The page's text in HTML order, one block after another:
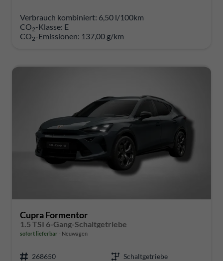
Verbrauch kombiniert: 6,50 l/100km
CO2-Klasse: E
CO2-Emissionen: 137,00 g/km
Cupra Formentor
1.5 TSI 6-Gang-Schaltgetriebe
sofort lieferbar Neuwagen
268650
Schaltgetriebe